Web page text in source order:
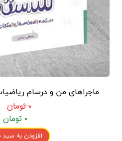
ماجراهای من و درسام
۰ تومان
۰ تومان
افزودن به سبد